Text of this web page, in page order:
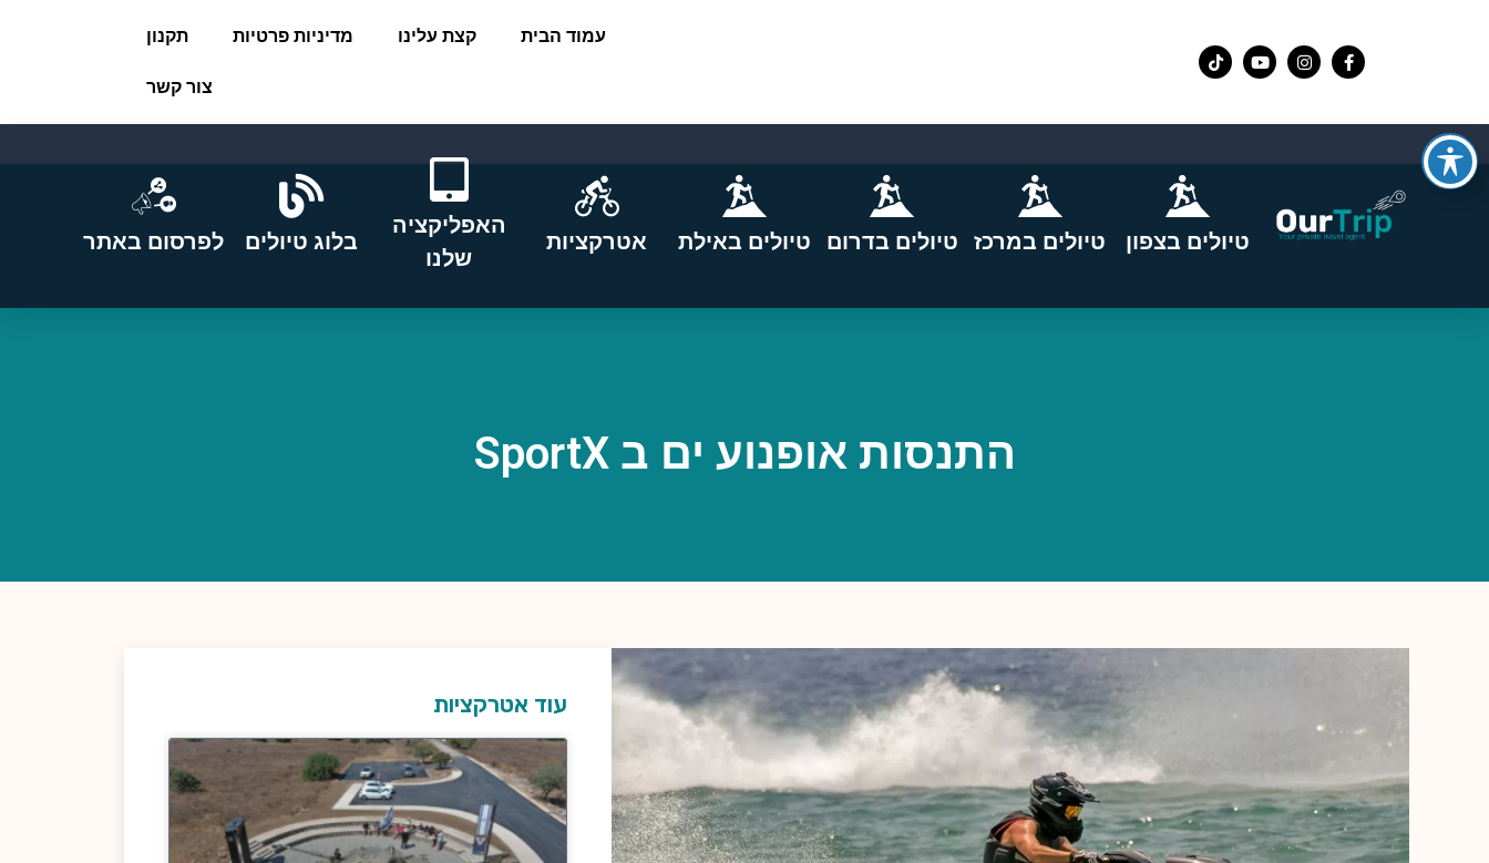
עמוד הבית קצת עלינו מדיניות פרטיות תקנון
צור קשר
טיולים בצפון טיולים במרכז טיולים בדרום טיולים באילת אטרקציות
האפליקציה
שלנו
בלוג טיולים לפרסום באתר
התנסות אופנוע ים ב SportX
עוד אטרקציות